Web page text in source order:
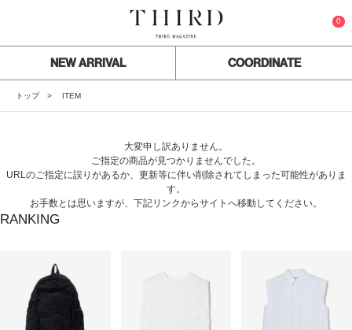
0
NEW ARRIVAL COORDINATE
トップ ITEM
大変申し訳ありません。
ご指定の商品が見つかりませんでした。
URLのご指定に誤りがあるか、更新等に伴い削除されてしまった可能性がありま
す。
お手数とは思いますが、下記リンクからサイトへ移動してください。
RANKING